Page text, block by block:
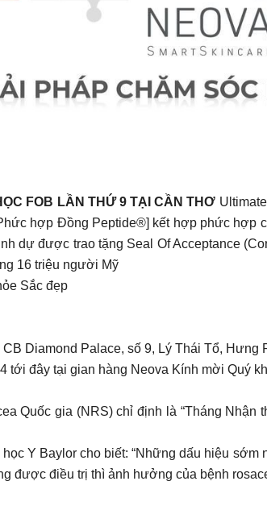
FOB LẦN THỨ 9 TẠI CẦN THƠ
hợp Đồng Peptide®] kết hợp phức hợp
dự được trao tặng Seal Of Acceptance
16 triệu người Mỹ
Sắc đẹp
Diamond Palace, số 9, Lý Thái Tổ, Hưng
tới đây tại gian hàng Neova Kính mời Quý
Quốc gia (NRS) chỉ định là “Tháng
Y Baylor cho biết: “Những dấu hiệu
được điều trị thì ảnh hưởng của bệnh